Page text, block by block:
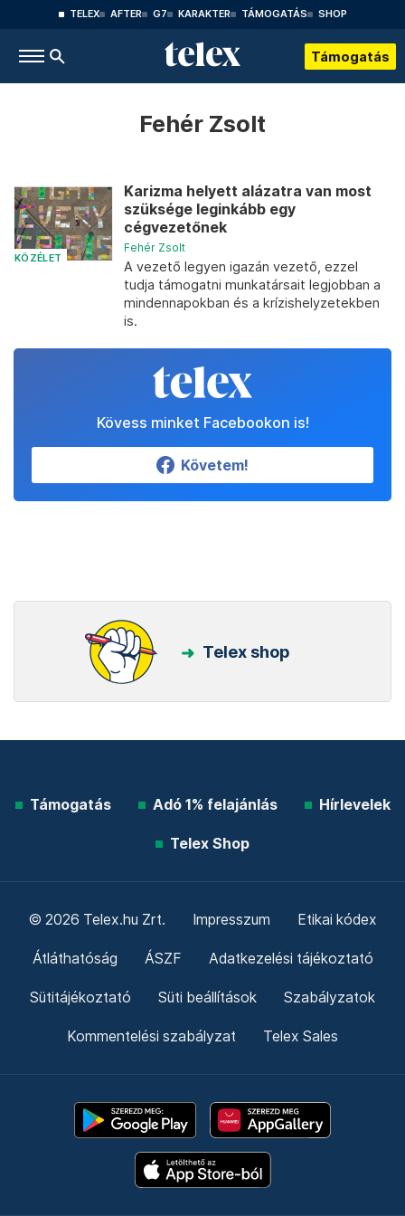
TELEX AFTER G7 KARAKTER TÁMOGATÁS SHOP
Támogatás
Fehér Zsolt
KÖZÉLET
Karizma helyett alázatra van most
szüksége leginkább egy
cégvezetőnek
Fehér Zsolt
A vezető legyen igazán vezető, ezzel
tudja támogatni munkatársait legjobban a
mindennapokban és a krízishelyzetekben
is.
Kövess minket Facebookon is!
Követem!
Telex shop
Támogatás Adó 1% felajánlás Hírlevelek
Telex Shop
© 2026 Telex.hu Zrt. Impresszum Etikai kódex
Átláthatóság ÁSZF Adatkezelési tájékoztató
Sütitájékoztató Süti beállítások Szabályzatok
Kommentelési szabályzat Telex Sales